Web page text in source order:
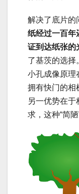
解决了底片的
纸经过一百年
证到达纸张的
了基茨的选择
小孔成像原理
拥有快门的相
另一优势在于
求，这种“简